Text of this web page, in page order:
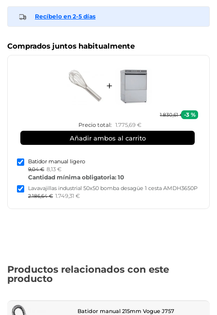
Recíbelo en 2-5 días
Comprados juntos habitualmente
+
1.830,61 € -3 %
Precio total:
1.775,69 €
Añadir ambos al carrito
Batidor manual ligero
9,04 € 8,13 €
Cantidad mínima obligatoria: 10
Lavavajillas industrial 50x50 bomba desagüe 1 cesta AMDH3650P
2.186,64 € 1.749,31 €
Productos relacionados con este
producto
Batidor manual 215mm Vogue J757